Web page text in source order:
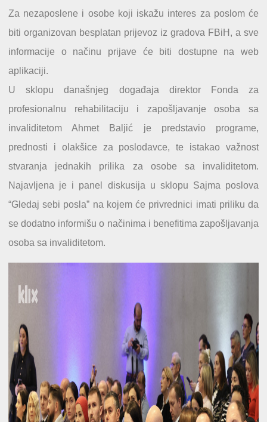
Za nezaposlene i osobe koji iskažu interes za poslom će
biti organizovan besplatan prijevoz iz gradova FBiH, a sve
informacije o načinu prijave će biti dostupne na web
aplikaciji.
U sklopu današnjeg događaja direktor Fonda za
profesionalnu rehabilitaciju i zapošljavanje osoba sa
invaliditetom Ahmet Baljić je predstavio programe,
prednosti i olakšice za poslodavce, te istakao važnost
stvaranja jednakih prilika za osobe sa invaliditetom.
Najavljena je i panel diskusija u sklopu Sajma poslova
“Gledaj sebi posla” na kojem će privrednici imati priliku da
se dodatno informišu o načinima i benefitima zapošljavanja
osoba sa invaliditetom.